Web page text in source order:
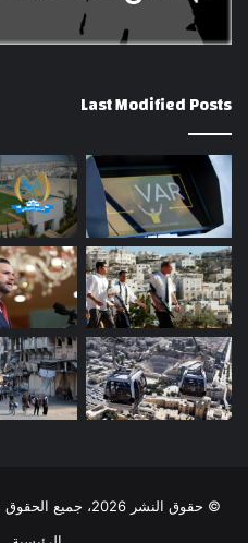
Last Modified Posts
© حقوق النشر 2026، جميع الحقوق محفوظة | أُردُني - مِصداقِيةُ الخَبَر